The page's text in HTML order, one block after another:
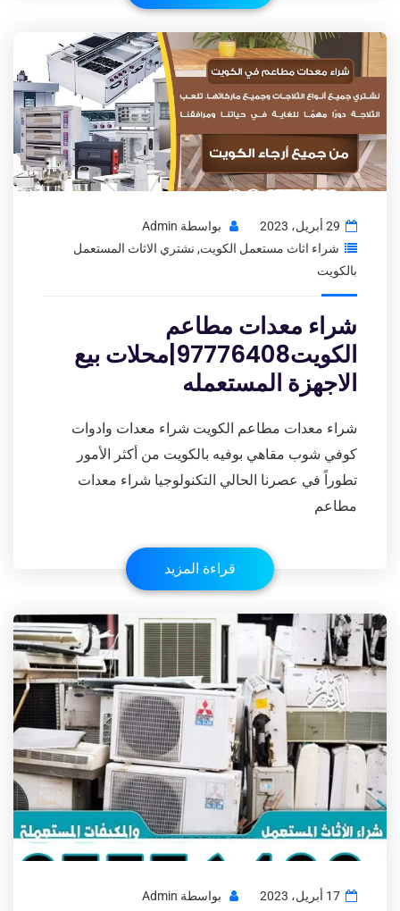
29 أبريل، 2023 بواسطة Admin
شراء اثاث مستعمل الكويت, نشتري الاثاث المستعمل
بالكويت
شراء معدات مطاعم
الكويت97776408|محلات بيع
الاجهزة المستعمله
شراء معدات مطاعم الكويت شراء معدات وادوات
كوفي شوب مقاهي بوفيه بالكويت من أكثر الأمور
تطوراً في عصرنا الحالي التكنولوجيا شراء معدات
مطاعم
قراءة المزيد
17 أبريل، 2023 بواسطة Admin